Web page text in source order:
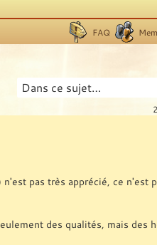
FAQ
pas très apprécié, ce n'est
des qualités, mais des